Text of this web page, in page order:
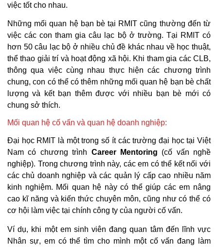
việc tốt cho nhau.
Những mối quan hệ bạn bè tại RMIT cũng thường đến từ
việc các con tham gia câu lạc bộ ở trường. Tại RMIT có
hơn 50 câu lạc bộ ở nhiều chủ đề khác nhau về học thuật,
thể thao giải trí và hoạt động xã hội. Khi tham gia các CLB,
thông qua việc cùng nhau thực hiện các chương trình
chung, con có thể có thêm những mối quan hệ bạn bè chất
lượng và kết bạn thêm được với nhiều bạn bè mới có
chung sở thích.
Mối quan hệ cố vấn và quan hệ doanh nghiệp:
Đại học RMIT là một trong số ít các trường đại học tại Việt
Nam có chương trình Career Mentoring (cố vấn nghề
nghiệp). Trong chương trình này, các em có thể kết nối với
các chủ doanh nghiệp và các quản lý cấp cao nhiều năm
kinh nghiệm. Mối quan hệ này có thể giúp các em nâng
cao kĩ năng và kiến thức chuyên môn, cũng như có thể có
cơ hội làm việc tại chính công ty của người cố vấn.
Ví dụ, khi một em sinh viên đang quan tâm đến lĩnh vực
Nhân sự, em có thể tìm cho mình một cố vấn đang làm